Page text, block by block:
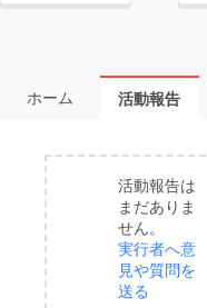
ホーム 活動報告
活動報告は
まだありま
せん。
実行者へ意
見や質問を
送る